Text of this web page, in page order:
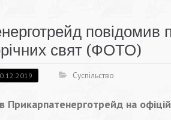
повідомив
свят (ФОТО)
Суспільство
Прикарпатенерготрейд на